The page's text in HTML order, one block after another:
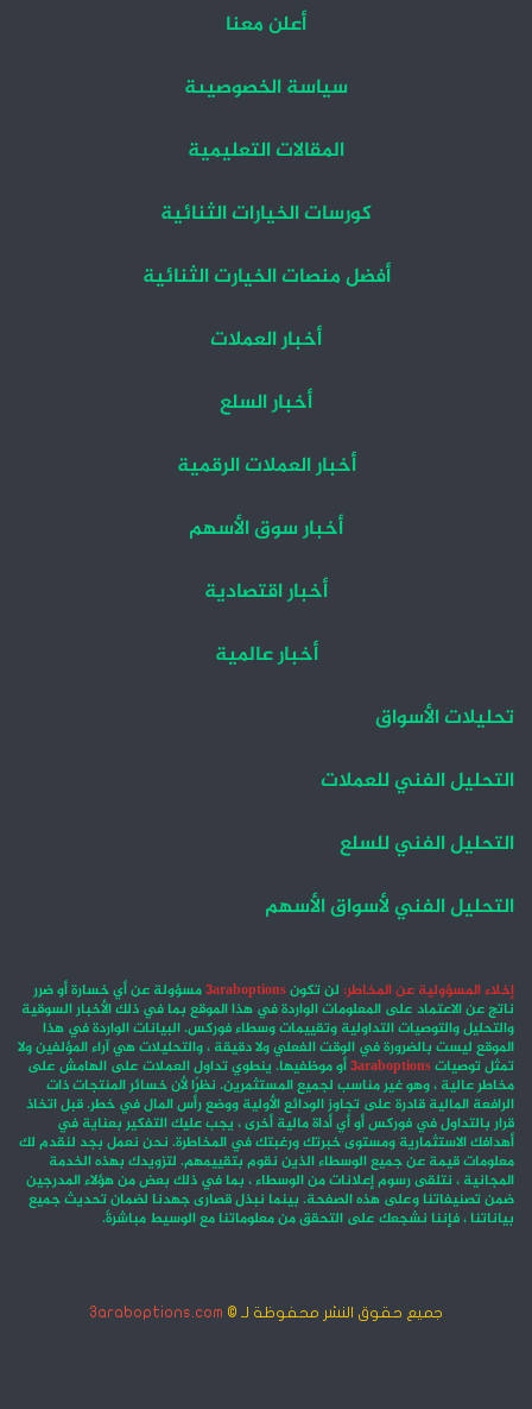
أعلن معنا
سياسة الخصوصيىة
المقالات التعليمية
كورسات الخيارات الثنائية
أفضل منصات الخيارت الثنائية
أخبار العملات
أخبار السلع
أخبار العملات الرقمية
أخبار سوق الأسهم
أخبار اقتصادية
أخبار عالمية
تحليلات الأسواق
التحليل الفني للعملات
التحليل الفني للسلع
التحليل الفني لأسواق الأسهم
إخلاء المسؤولية عن المخاطر: لن تكون3araboptionsمسؤولة عن أي خسارة أو ضرر
ناتج عن الاعتماد على المعلومات الواردة في هذا الموقع بما في ذلك الأخبار السوقية
والتحليل والتوصيات التداولية وتقييمات وسطاء فوركس. البيانات الواردة في هذا
الموقع ليست بالضرورة في الوقت الفعلي ولا دقيقة ، والتحليلات هي آراء المؤلفين ولا
تمثل توصيات3araboptionsأو موظفيها. ينطوي تداول العملات على الهامش على
مخاطر عالية ، وهو غير مناسب لجميع المستثمرين. نظرًا لأن خسائر المنتجات ذات
الرافعة المالية قادرة على تجاوز الودائع الأولية ووضع رأس المال في خطر. قبل اتخاذ
قرار بالتداول في فوركس أو أي أداة مالية أخرى ، يجب عليك التفكير بعناية في
أهدافك الاستثمارية ومستوى خبرتك ورغبتك في المخاطرة. نحن نعمل بجد لنقدم لك
معلومات قيمة عن جميع الوسطاء الذين نقوم بتقييمهم. لتزويدك بهذه الخدمة
المجانية ، نتلقى رسوم إعلانات من الوسطاء ، بما في ذلك بعض من هؤلاء المدرجين
ضمن تصنيفاتنا وعلى هذه الصفحة. بينما نبذل قصارى جهدنا لضمان تحديث جميع
بياناتنا ، فإننا نشجعك على التحقق من معلوماتنا مع الوسيط مباشرةً.
جميع حقوق النشر محفوظة لـ © 3araboptions.com